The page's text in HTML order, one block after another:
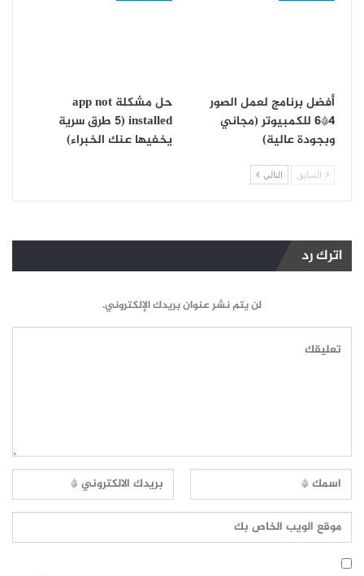
أفضل برنامج لعمل الصور
4*6 للكمبيوتر (مجاني
وبجودة عالية)
حل مشكلة app not
installed (5 طرق سرية
يخفيها عنك الخبراء)
السابق التالي
اترك رد
لن يتم نشر عنوان بريدك الإلكتروني.